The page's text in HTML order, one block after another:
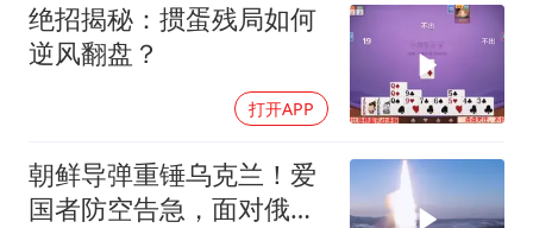
绝招揭秘：掼蛋残局如何
逆风翻盘？
打开APP
朝鲜导弹重锤乌克兰！爱
国者防空告急，面对俄朝